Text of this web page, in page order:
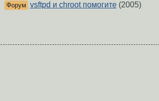
Форум vsftpd и chroot помогите(2005)